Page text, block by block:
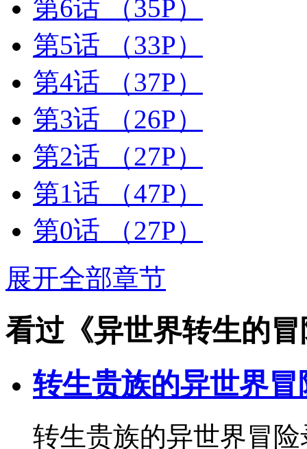
第6话
（35P）
第5话
（33P）
第4话
（37P）
第3话
（26P）
第2话
（27P）
第1话
（47P）
第0话
（27P）
展开全部章节
看过《异世界转生的
转生贵族的异世界冒
转生贵族的异世界冒